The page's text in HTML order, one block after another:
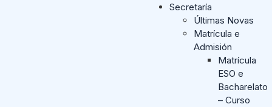
Secretaría
Últimas Novas
Matrícula e
Admisión
Matrícula
ESO e
Bacharelato
– Curso